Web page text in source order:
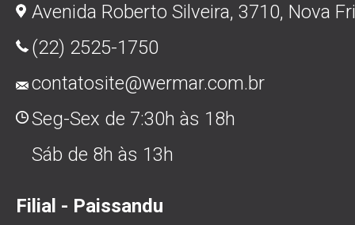
Avenida Roberto Silveira, 3710, Nova
(22) 2525-1750
contatosite@wermar.com.br
Seg-Sex de 7:30h às 18h
Sáb de 8h às 13h
Filial - Paissandu